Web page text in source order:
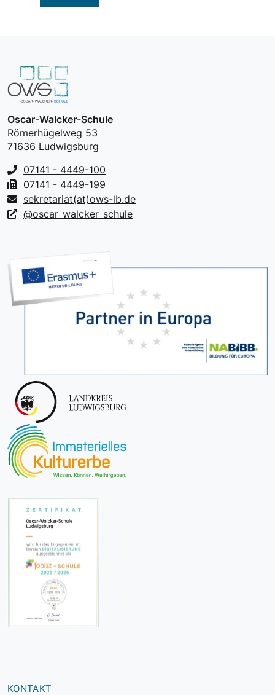
Oscar-Walcker-Schule
Römerhügelweg 53
71636 Ludwigsburg
07141 - 4449-100
07141 - 4449-199
sekretariat(at)ows-lb.de
@oscar_walcker_schule
KONTAKT